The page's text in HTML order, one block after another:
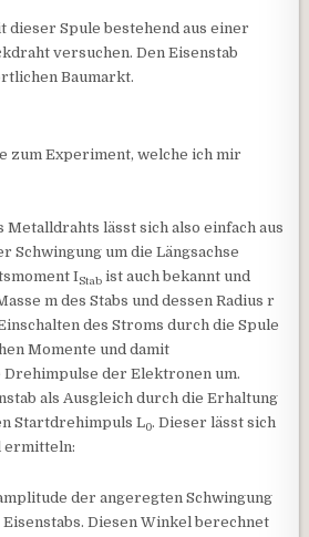
dieser Spule bestehend aus einer
versuchen. Den Eisenstab
Baumarkt.
zum Experiment, welche ich mir
Metalldrahts lässt sich also einfach aus
Schwingung um die Längsachse
IStab ist auch bekannt und
m des Stabs und dessen Radius r
des Stroms durch die Spule
Momente und damit
Drehimpulse der Elektronen um.
als Ausgleich durch die Erhaltung
Startdrehimpuls L0. Dieser lässt sich
ermitteln:
der angeregten Schwingung
Eisenstabs. Diesen Winkel berechnet